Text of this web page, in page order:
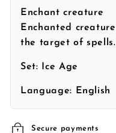
Enchant creature
Enchanted
the target of spells.
Set: Ice Age
Language: English
Secure payments